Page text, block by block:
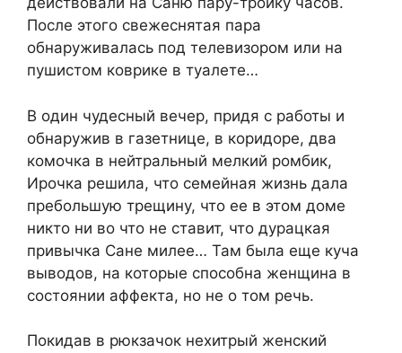
После этого свежеснятая пара
обнаруживалась под телевизором или на
пушистом коврике в туалете…
В один чудесный вечер, придя с работы и
обнаружив в газетнице, в коридоре, два
комочка в нейтральный мелкий ромбик,
Ирочка решила, что семейная жизнь дала
пребольшую трещину, что ее в этом доме
никто ни во что не ставит, что дурацкая
привычка Сане милее… Там была еще куча
выводов, на которые способна женщина в
состоянии аффекта, но не о том речь.
Покидав в рюкзачок нехитрый женский